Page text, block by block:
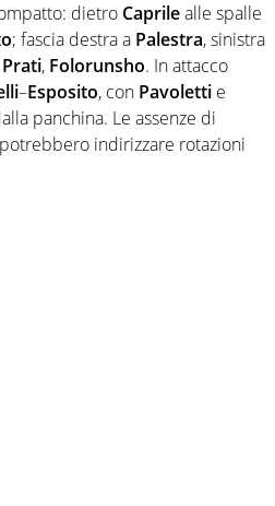
dietro Caprilealle spalle
; fascia destra a Palestra, sinistra
Prati, Folorunsho. In attacco
–Esposito, con Pavoletti e
panchina. Le assenze di
indirizzare rotazioni